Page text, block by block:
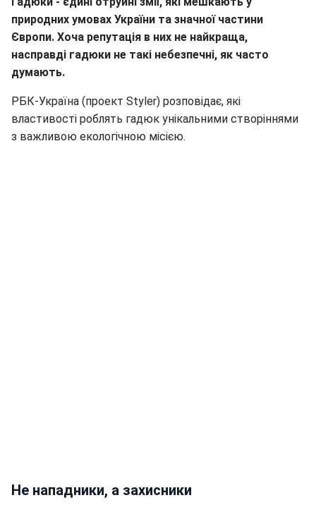
природних умовах України та значної частини
Європи. Хоча репутація в них не найкраща,
насправді гадюки не такі небезпечні, як часто
думають.
РБК-Україна (проект Styler) розповідає, які
властивості роблять гадюк унікальними створіннями
з важливою екологічною місією.
Не нападники, а захисники